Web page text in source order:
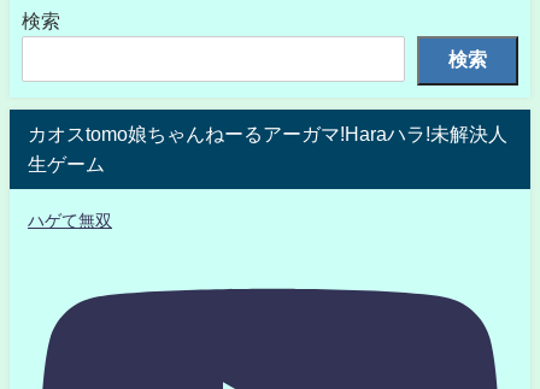
検索
検索
カオスtomo娘ちゃんねーるアーガマ!Haraハラ!未解決人
生ゲーム
ハゲて無双